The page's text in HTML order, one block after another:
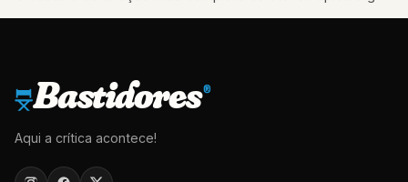
Bastidores®
Aqui a crítica acontece!